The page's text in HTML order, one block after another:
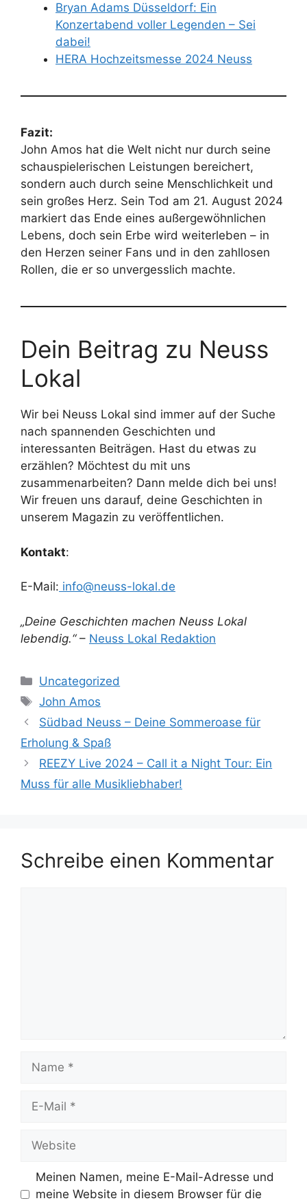
Bryan Adams Düsseldorf: Ein
Konzertabend voller Legenden – Sei
dabei!
HERA Hochzeitsmesse 2024 Neuss
Fazit:
John Amos hat die Welt nicht nur durch seine
schauspielerischen Leistungen bereichert,
sondern auch durch seine Menschlichkeit und
sein großes Herz. Sein Tod am 21. August 2024
markiert das Ende eines außergewöhnlichen
Lebens, doch sein Erbe wird weiterleben – in
den Herzen seiner Fans und in den zahllosen
Rollen, die er so unvergesslich machte.
Dein Beitrag zu Neuss
Lokal
Wir bei Neuss Lokal sind immer auf der Suche
nach spannenden Geschichten und
interessanten Beiträgen. Hast du etwas zu
erzählen? Möchtest du mit uns
zusammenarbeiten? Dann melde dich bei uns!
Wir freuen uns darauf, deine Geschichten in
unserem Magazin zu veröffentlichen.
Kontakt:
E-Mail: info@neuss-lokal.de
„Deine Geschichten machen Neuss Lokal
lebendig.“– Neuss Lokal Redaktion
Kategorien
Uncategorized
Schlagwörter
John Amos
Südbad Neuss – Deine Sommeroase für
Erholung & Spaß
REEZY Live 2024 – Call it a Night Tour: Ein
Muss für alle Musikliebhaber!
Schreibe einen Kommentar
Mail
Meinen Namen, meine E-Mail-Adresse und
meine Website in diesem Browser für die